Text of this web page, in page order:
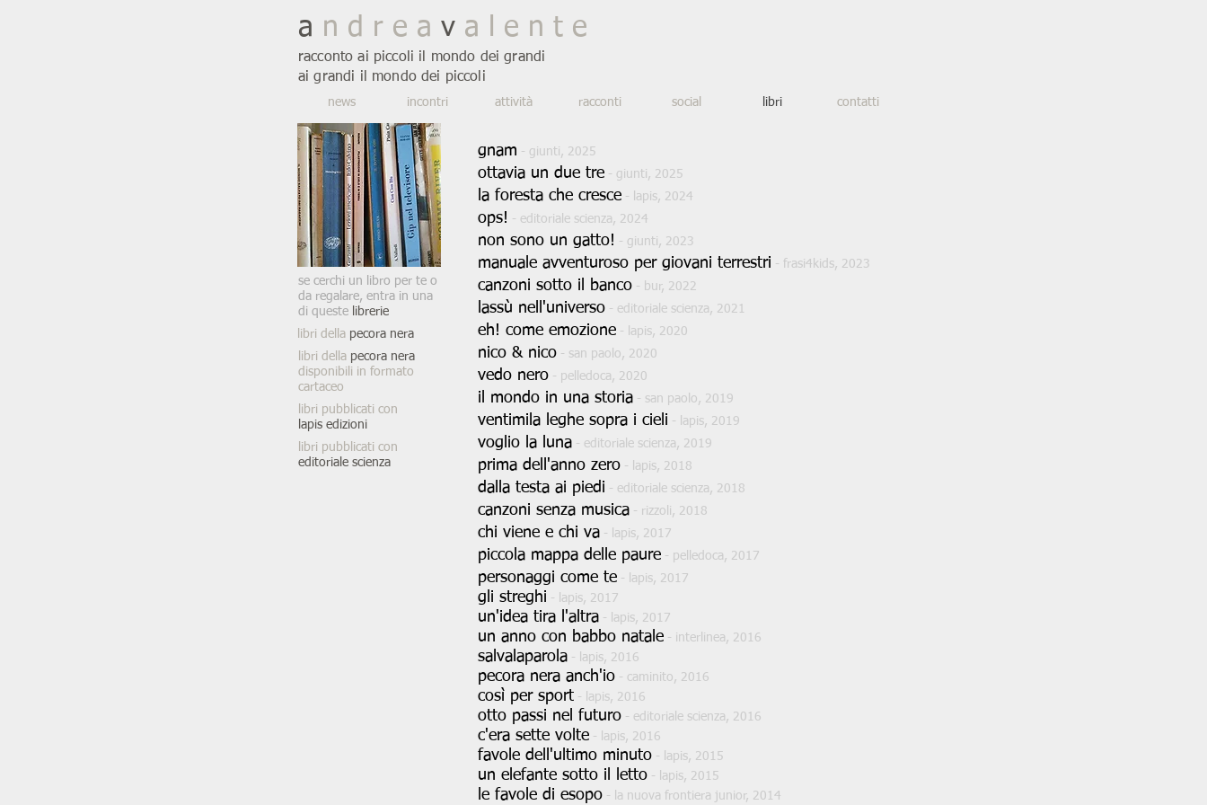
a n d r e a v a l e n t e
racconto ai piccoli il mondo dei grandi
ai grandi il mondo dei piccoli
news incontri attività racconti social libri contatti
se cerchi un libro per te o
da regalare, entra in una
di queste librerie
libri della pecora nera
libri della pecora nera
disponibili in formato
cartaceo
libri pubblicati con
lapis edizioni
libri pubblicati con
editoriale scienza
gnam - giunti , 2025
ottavia un due tre - giunti , 2025
la foresta che cresce - lapis, 2024
ops! - editoriale scienza, 2024
non sono un gatto! - giunti , 2023
manuale avventuroso per giovani terrestri - frasi4kids, 2023
canzoni sotto il banco - bur, 2022
lassù nell'universo - editoriale scienza, 2021
eh! come emozione - lapis, 2020
nico & nico - san paolo, 2020
vedo nero - pelledoca, 2020
il mondo in una storia - san paolo, 2019
ventimila leghe sopra i cieli - lapis, 2019
voglio la luna - editoriale scienza, 2019
prima dell'anno zero - lapis, 2018
dalla testa ai piedi - editoriale scienza, 2018
canzoni senza musica - rizzoli, 2018
chi viene e chi va - lapis, 2017
piccola mappa delle paure - pelledoca, 2017
personaggi come te - lapis, 2017
gli streghi - lapis, 2017
un'idea tira l'altra - lapis, 2017
un anno con babbo natale - interlinea, 2016
salvalaparola - lapis, 2016
pecora nera anch'io - caminito, 2016
così per sport - lapis, 2016
otto passi nel futuro - editoriale scienza, 2016
c'era sette volte - lapis, 2016
favole dell'ultimo minuto - lapis, 2015
un elefante sotto il letto - lapis, 2015
le favole di esopo - la nuova frontiera junior, 2014